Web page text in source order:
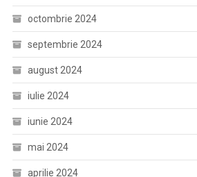
octombrie 2024
septembrie 2024
august 2024
iulie 2024
iunie 2024
mai 2024
aprilie 2024